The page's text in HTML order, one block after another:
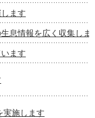
ます
息情報を広く収集しま
ます
実施します